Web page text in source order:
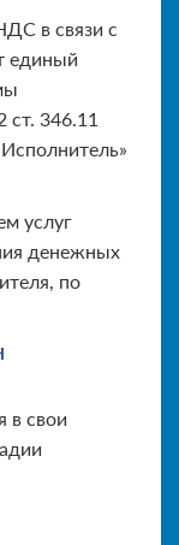
в связи с
единый
ст. 346.11
услуг
денежных
по
в свои